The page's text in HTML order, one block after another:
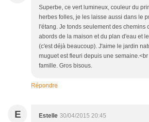
Superbe, ce vert lumineux, couleur du
herbes folles, je les laisse aussi dans le
l'étang. Je tonds seulement des chemins
abords de la maison et du plan d'eau et
(c'est déjà beaucoup). J'aime le jardin
muguet est fleuri depuis une
famille. Gros bisous.
Répondre
E Estelle 30/04/2015 20:45